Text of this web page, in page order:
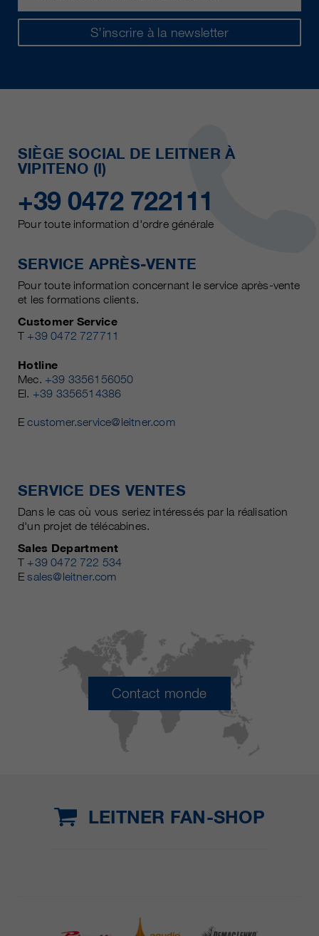
S’inscrire à la newsletter
SIÈGE SOCIAL DE LEITNER À
VIPITENO (I)
+39 0472 722111
Pour toute information d'ordre générale
SERVICE APRÈS-VENTE
Pour toute information concernant le service après-vente
et les formations clients.
Customer Service
T +39 0472 727711
Hotline
Mec. +39 3356156050
El. +39 3356514386
Ecustomer.service@leitner.com
SERVICE DES VENTES
Dans le cas où vous seriez intéressés par la réalisation
d'un projet de télécabines.
Sales Department
T +39 0472 722 534
Esales@leitner.com
Contact monde
LEITNER FAN-SHOP